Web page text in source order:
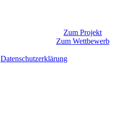
Zum Projekt
Zum Wettbewerb
Datenschutzerklärung